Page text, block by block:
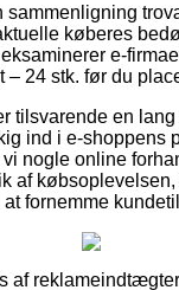
sammenligning
køberes
e-
– 24 stk. før du
tilsvarende en
ind i e-shoppens
nogle online
af
fornemme
af